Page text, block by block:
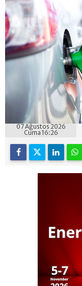
07 Ağustos 2026
Cuma 16:26